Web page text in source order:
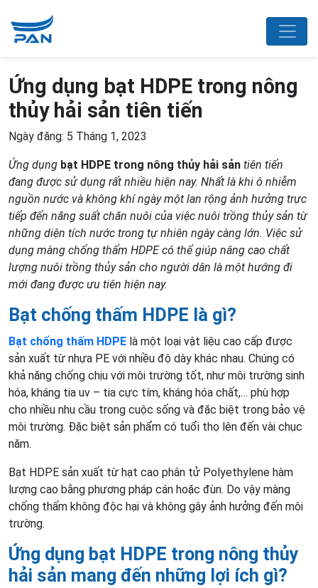
Ứng dụng bạt HDPE trong nông
thủy hải sản tiên tiến
Ngày đăng: 5 Tháng 1, 2023
Ứng dụng bạt HDPE trong nông thủy hải sản tiên tiến
đang được sử dụng rất nhiều hiện nay. Nhất là khi ô nhiễm
nguồn nước và không khí ngày một lan rộng ảnh hưởng trực
tiếp đến năng suất chăn nuôi của việc nuôi trồng thủy sản từ
những diện tích nước trong tự nhiên ngày càng lớn. Việc sử
dụng màng chống thấm HDPE có thể giúp nâng cao chất
lượng nuôi trồng thủy sản cho người dân là một hướng đi
mới đang được ưu tiên hiện nay.
Bạt chống thấm HDPE là gì?
Bạt chống thấm HDPE là một loại vật liệu cao cấp được
sản xuất từ nhựa PE với nhiều độ dày khác nhau. Chúng có
khả năng chống chịu với môi trường tốt, như môi trường sinh
hóa, kháng tia uv – tia cực tím, kháng hóa chất,… phù hợp
cho nhiều nhu cầu trong cuộc sống và đặc biệt trong bảo vệ
môi trường. Đặc biệt sản phẩm có tuổi thọ lên đến vài chục
năm.
Bạt HDPE sản xuất từ hạt cao phân tử Polyethylene hàm
lượng cao bằng phương pháp cán hoặc đùn. Do vậy màng
chống thấm không độc hại và không gây ảnh hưởng đến môi
trường.
Ứng dụng bạt HDPE trong nông thủy
hải sản mang đến những lợi ích gì?